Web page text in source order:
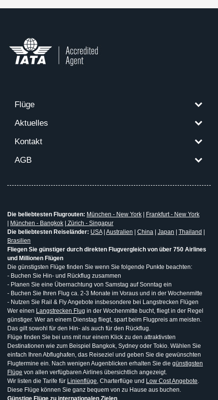
Flüge
Aktuelles
Kontakt
AGB
Die beliebtesten Flugrouten: München - New York
Frankfurt - New York
München - Bangkok
Zürich - Singapur
Die beliebtesten Reiseländer: USA| Australien China Japan Thailand
Brasilien
Fliegen Sie günstiger durch direkten Flugvergleich von über 750 Airlines
und Millionen Flügen
Die günstigsten Flüge finden Sie wenn Sie folgende Punkte beachten:
- Buchen Sie Hin- und Rückflug zusammen
- Planen Sie eine Übernachtung von Samstag auf Sonntag ein
- Buchen Sie Ihren Flug ca. 2-3 Monate im Voraus und in der Wochenmitte
- Nutzen Sie Rail & Fly Angebote insbesondere bei Langstrecken Flügen
Wer einen Langstrecken Flug in der Wochenmitte bucht, fliegt in der Regel
günstiger. Wer an einem Dienstag fliegt, spart beim Flugpreis am meisten.
Das gilt sowohl für den Hin- als auch für den Rückflug.
Flüge finden Sie bei uns mit nur einem Klick zu den attraktivsten
Destinationen wie zum Beispiel Bangkok, Sydney oder Tokio. Wählen Sie
einfach Ihren Abflughafen, das Reiseziel und geben Sie die gewünschten
Flugtermine ein. Nach wenigen Augenblicken erhalten Sie die günstigsten
Flüge von allen verfügbaren Airlines übersichtlich angezeigt.
Wir listen die Tarife für Linienflüge, Charterflüge und Low Cost Angebote.
Diese Flüge können Sie ganz bequem von zu Hause aus buchen.